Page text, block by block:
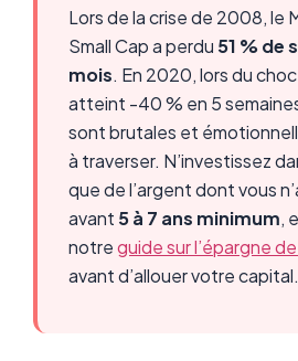
Lors de la crise de 2008, le
Small Cap a perdu 51 % de
mois. En 2020, lors du
atteint -40 % en 5
sont brutales et
à traverser. N’investissez
que de l’argent dont vous
avant 5 à 7 ans minimum,
notreguide sur l’épargne
avant d’allouer votre capital.